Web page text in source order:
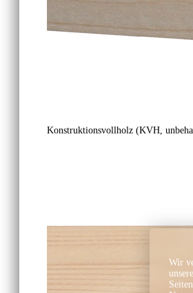
Konstruktionsvollholz (KVH,
Wir